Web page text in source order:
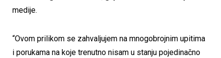
medije.
“Ovom prilikom se zahvaljujem na mnogobrojnim upitima
i porukama na koje trenutno nisam u stanju pojedinačno